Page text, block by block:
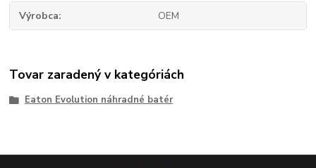
Výrobca OEM
Tovar zaradený v kategóriách
Eaton Evolution náhradné batér